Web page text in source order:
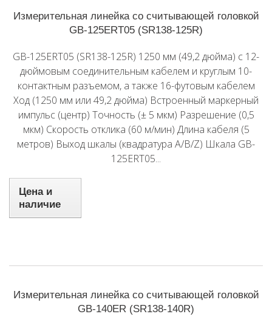
Измерительная линейка со считывающей головкой
GB-125ERT05 (SR138-125R)
GB-125ERT05 (SR138-125R) 1250 мм (49,2 дюйма) с 12-
дюймовым соединительным кабелем и круглым 10-
контактным разъемом, а также 16-футовым кабелем
Ход (1250 мм или 49,2 дюйма) Встроенный маркерный
импульс (центр) Точность (± 5 мкм) Разрешение (0,5
мкм) Скорость отклика (60 м/мин) Длина кабеля (5
метров) Выход шкалы (квадратура A/B/Z) Шкала GB-
125ERT05...
Цена и
наличие
Измерительная линейка со считывающей головкой
GB-140ER (SR138-140R)